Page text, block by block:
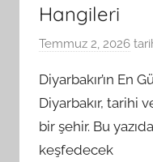
Hangileri
Temmuz 2, 2026
Diyarbakır’ın En
Diyarbakır, tarihi
bir şehir. Bu
keşfedecek